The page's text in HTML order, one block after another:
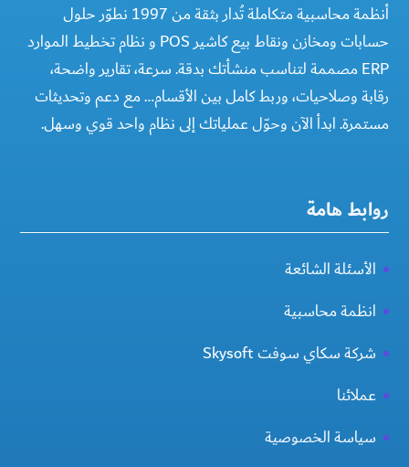
أنظمة محاسبية متكاملة تُدار بثقة من 1997 نطوّر حلول
حسابات ومخازن ونقاط بيع كاشير POS و نظام تخطيط الموارد
ERP مصممة لتناسب منشأتك بدقة. سرعة، تقارير واضحة،
رقابة وصلاحيات، وربط كامل بين الأقسام… مع دعم وتحديثات
مستمرة. ابدأ الآن وحوّل عملياتك إلى نظام واحد قوي وسهل.
روابط هامة
الأسئلة الشائعة
انظمة محاسبية
شركة سكاي سوفت Skysoft
عملائنا
سياسة الخصوصية